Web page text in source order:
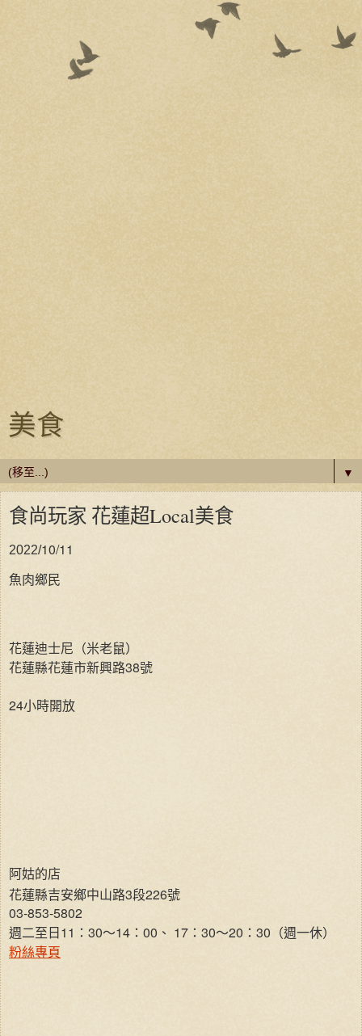
美食
▼
食尚玩家 花蓮超Local美食
2022/10/11
魚肉鄉民
花蓮迪士尼（米老鼠）
花蓮縣花蓮市新興路38號
24小時開放
阿姑的店
花蓮縣吉安鄉中山路3段226號
03-853-5802
週二至日11：30～14：00、 17：30～20：30（週一休）
粉絲專頁